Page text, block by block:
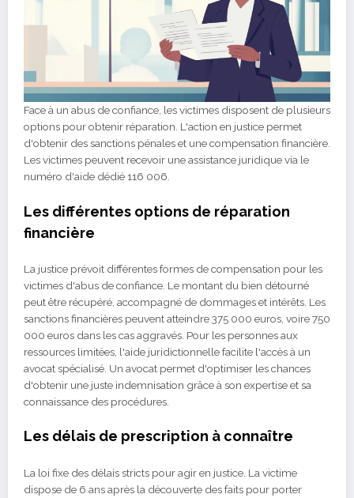
Face à un abus de confiance, les victimes disposent de plusieurs
options pour obtenir réparation. L'action en justice permet
d'obtenir des sanctions pénales et une compensation financière.
Les victimes peuvent recevoir une assistance juridique via le
numéro d'aide dédié 116 006.
Les différentes options de réparation
financière
La justice prévoit différentes formes de compensation pour les
victimes d'abus de confiance. Le montant du bien détourné
peut être récupéré, accompagné de dommages et intérêts. Les
sanctions financières peuvent atteindre 375 000 euros, voire 750
000 euros dans les cas aggravés. Pour les personnes aux
ressources limitées, l'aide juridictionnelle facilite l'accès à un
avocat spécialisé. Un avocat permet d'optimiser les chances
d'obtenir une juste indemnisation grâce à son expertise et sa
connaissance des procédures.
Les délais de prescription à connaître
La loi fixe des délais stricts pour agir en justice. La victime
dispose de 6 ans après la découverte des faits pour porter